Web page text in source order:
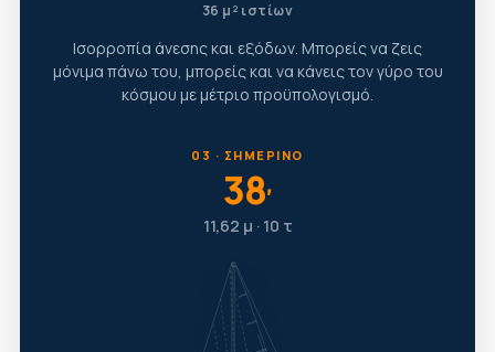
36 μ² ιστίων
Ισορροπία άνεσης και εξόδων. Μπορείς να ζεις
μόνιμα πάνω του, μπορείς και να κάνεις τον γύρο του
κόσμου με μέτριο προϋπολογισμό.
03 · ΣΗΜΕΡΙΝΌ
38′
11,62 μ · 10 τ